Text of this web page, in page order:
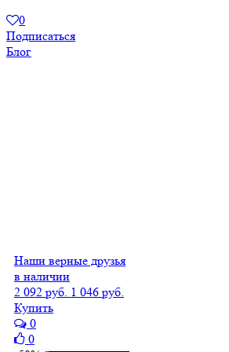
0
Подписаться
Блог
Наши верные друзья
в наличии
2 092 руб. 1 046 руб.
Купить
0
0